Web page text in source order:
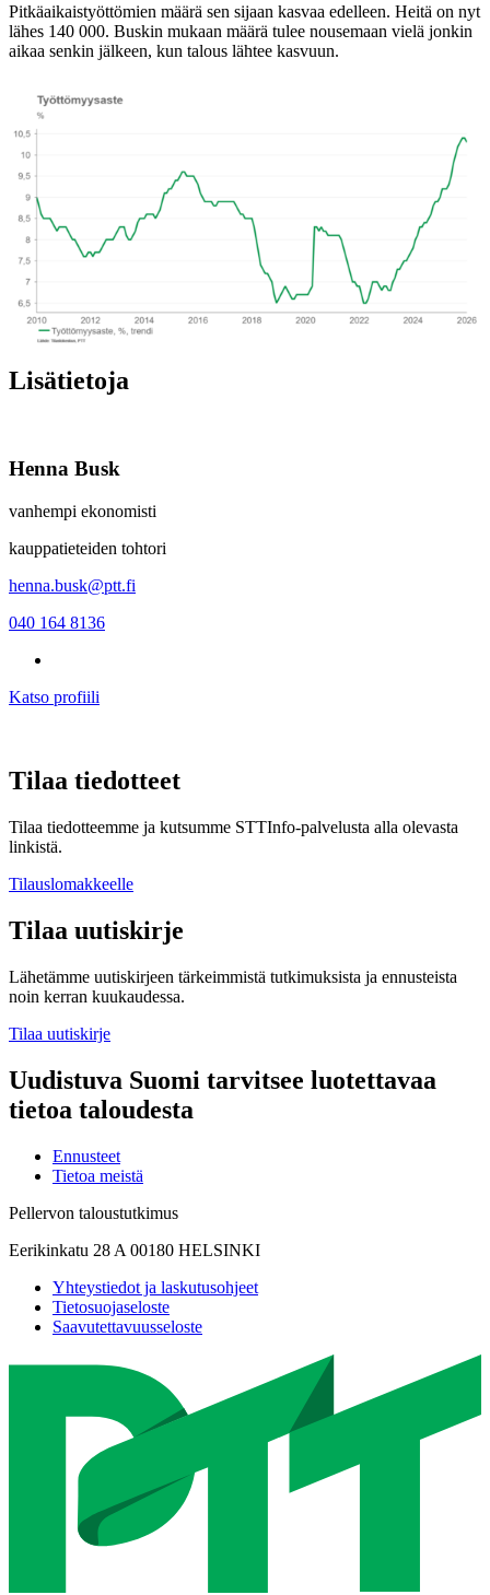
Pitkäaikaistyöttömien määrä sen sijaan kasvaa edelleen. Heitä on nyt
lähes 140 000. Buskin mukaan määrä tulee nousemaan vielä jonkin
aikaa senkin jälkeen, kun talous lähtee kasvuun.
Lisätietoja
Henna Busk
vanhempi ekonomisti
kauppatieteiden tohtori
henna.busk@ptt.fi
040 164 8136
Katso profiili
Tilaa tiedotteet
Tilaa tiedotteemme ja kutsumme STTInfo-palvelusta alla olevasta
linkistä.
Tilauslomakkeelle
Tilaa uutiskirje
Lähetämme uutiskirjeen tärkeimmistä tutkimuksista ja ennusteista
noin kerran kuukaudessa.
Tilaa uutiskirje
Uudistuva Suomi tarvitsee luotettavaa
tietoa taloudesta
Ennusteet
Tietoa meistä
Pellervon taloustutkimus
Eerikinkatu 28 A 00180 HELSINKI
Yhteystiedot ja laskutusohjeet
Tietosuojaseloste
Saavutettavuusseloste